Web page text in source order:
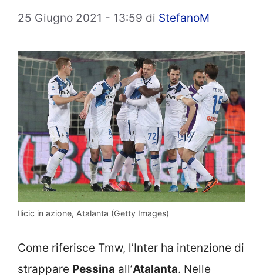
25 Giugno 2021 - 13:59 di StefanoM
Ilicic in azione, Atalanta (Getty Images)
Come riferisce Tmw, l’Inter ha intenzione di
strappare Pessina all’Atalanta. Nelle